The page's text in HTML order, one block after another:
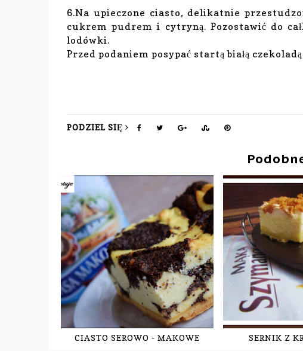
6.Na upieczone ciasto, delikatnie
cukrem pudrem i cytryną. Pozostawić do
lodówki.
Przed podaniem posypać startą białą czekoladą
PODZIEL SIĘ
CIASTO SEROWO - MAKOWE SERNIK Z